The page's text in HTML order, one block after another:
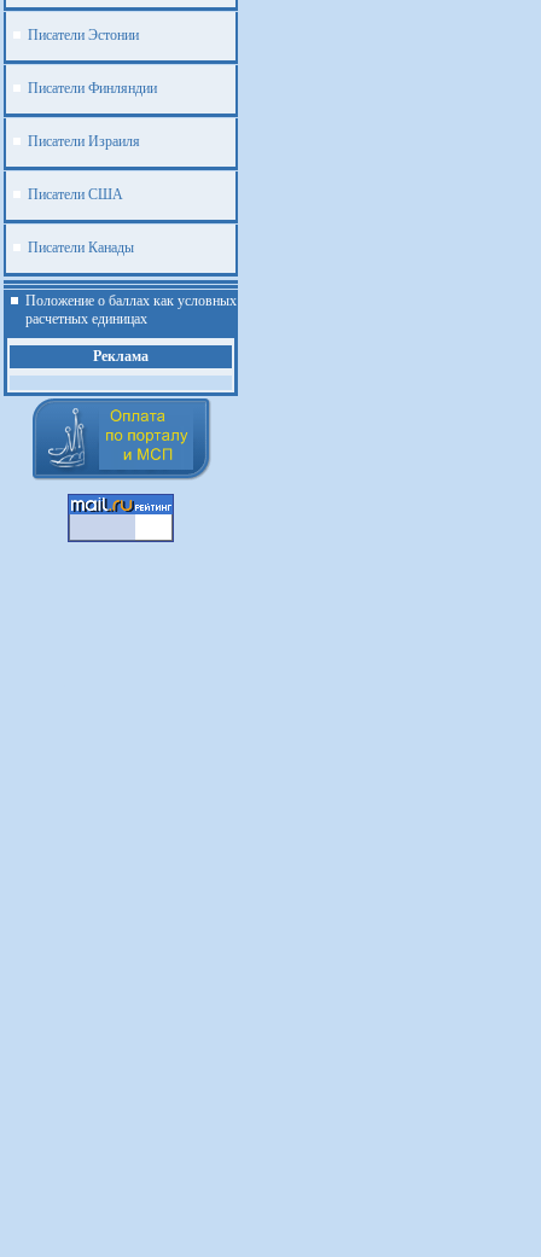
Писатели Эстонии
Писатели Финляндии
Писатели Израиля
Писатели США
Писатели Канады
Положение о баллах как условных
расчетных единицах
Реклама